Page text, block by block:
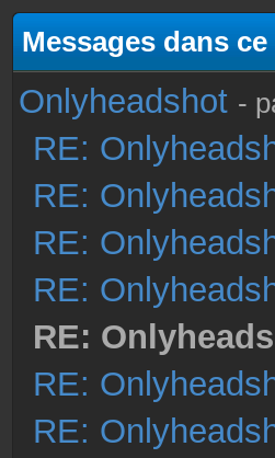
Messages dans
Onlyheadshot -
RE:
RE:
RE:
RE:
RE:
RE:
RE: